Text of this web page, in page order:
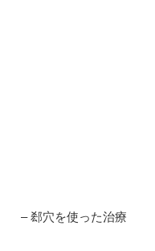
– 郄穴を使った治療